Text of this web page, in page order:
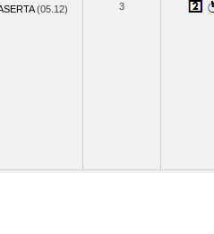
(05.12) 3